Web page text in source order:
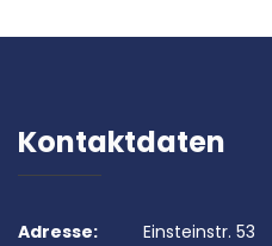
Kontaktdaten
Adresse:
Einsteinstr. 53